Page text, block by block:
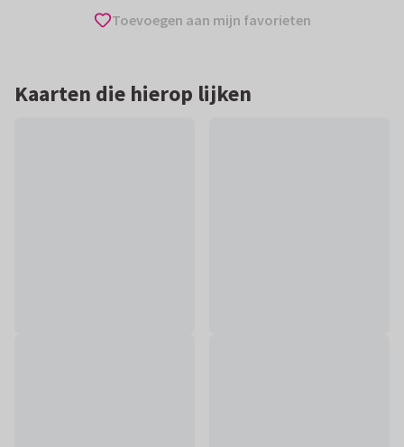
Toevoegen aan mijn favorieten
Kaarten die hierop lijken